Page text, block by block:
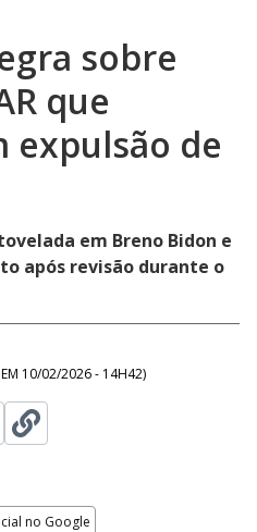
sobre
que
de
em Breno Bidon e
após revisão durante o
10/02/2026 - 14H42)
no Google